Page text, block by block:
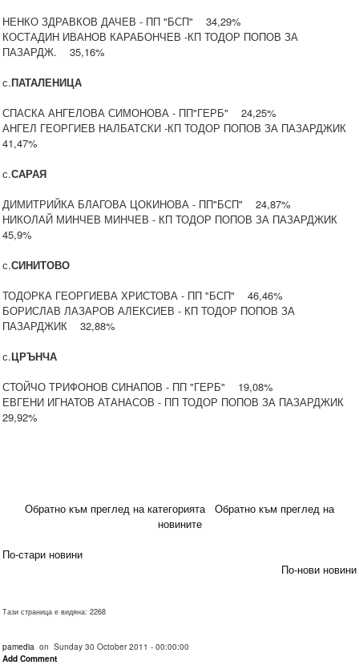
НЕНКО ЗДРАВКОВ ДАЧЕВ - ПП "БСП" 34,29%
КОСТАДИН ИВАНОВ КАРАБОНЧЕВ -КП ТОДОР ПОПОВ ЗА
ПАЗАРДЖ. 35,16%
с.ПАТАЛЕНИЦА
СПАСКА АНГЕЛОВА СИМОНОВА - ПП"ГЕРБ" 24,25%
АНГЕЛ ГЕОРГИЕВ НАЛБАТСКИ -КП ТОДОР ПОПОВ ЗА ПАЗАРДЖИК
41,47%
с.САРАЯ
ДИМИТРИЙКА БЛАГОВА ЦОКИНОВА - ПП"БСП" 24,87%
НИКОЛАЙ МИНЧЕВ МИНЧЕВ - КП ТОДОР ПОПОВ ЗА ПАЗАРДЖИК
45,9%
с.СИНИТОВО
ТОДОРКА ГЕОРГИЕВА ХРИСТОВА - ПП "БСП" 46,46%
БОРИСЛАВ ЛАЗАРОВ АЛЕКСИЕВ - КП ТОДОР ПОПОВ ЗА
ПАЗАРДЖИК 32,88%
с.ЦРЪНЧА
СТОЙЧО ТРИФОНОВ СИНАПОВ - ПП "ГЕРБ" 19,08%
ЕВГЕНИ ИГНАТОВ АТАНАСОВ - ПП ТОДОР ПОПОВ ЗА ПАЗАРДЖИК
29,92%
Обратно към преглед на категорията
Обратно към преглед на
новините
По-стари новини
По-нови новини
Тази страница е видяна: 2268
pamedia on Sunday 30 October 2011 - 00:00:00
Add Comment